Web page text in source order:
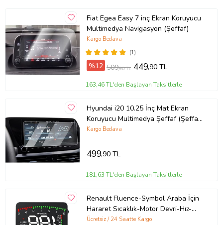
Fiat Egea Easy 7 inç Ekran Koruyucu
Multimedya Navigasyon (Şeffaf)
(1)
Kargo Bedava
%12 509,90 TL 449,90 TL
163,46 TL'den Başlayan Taksitlerle
Hyundai i20 10.25 İnç Mat Ekran
Koruyucu Multimedya Şeffaf (Şeffaf
Hologram)
Kargo Bedava
499,90 TL
181,63 TL'den Başlayan Taksitlerle
Renault Fluence-Symbol Araba İçin
Hararet Sıcaklık-Motor Devri-Hız-
Akü Voltaj Gösterge Ekranı Harici
Ücretsiz / 24 Saatte Kargo